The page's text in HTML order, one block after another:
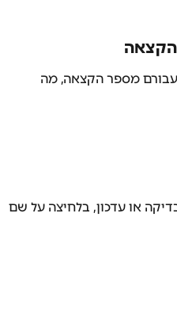
הקצאה
עבורם מספר הקצאה, מה
או עדכון, בלחיצה על שם